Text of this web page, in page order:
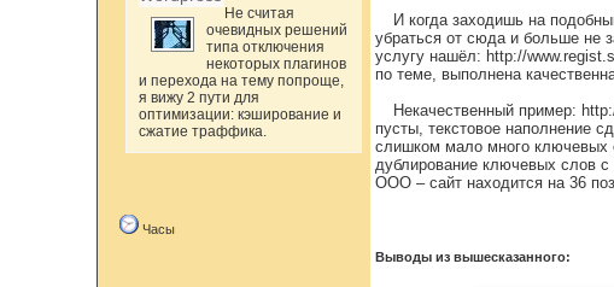
Не считая
очевидных решений
типа отключения
некоторых плагинов
и перехода на тему попроще,
я вижу 2 пути для
оптимизации: кэширование и
сжатие траффика.
Часы
И когда заходишь на
убраться от сюда и больше не
услугу нашёл: http://
по теме, выполнена
Некачественный пример:
пусты, текстовое наполнение
слишком мало много ключевых
дублирование ключевых слов с
ООО – сайт находится на 36
Выводы из вышесказанного: